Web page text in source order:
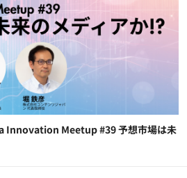
Innovation Meetup #39 予想市場は未